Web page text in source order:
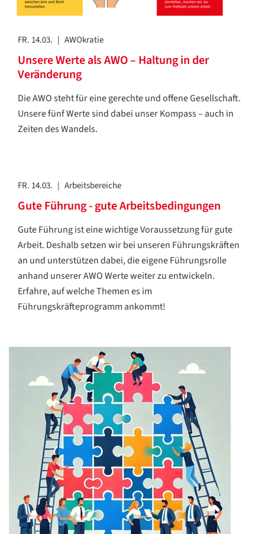
FR. 14.03. | AWOkratie
Unsere Werte als AWO – Haltung in der
Veränderung
Die AWO steht für eine gerechte und offene Gesellschaft.
Unsere fünf Werte sind dabei unser Kompass – auch in
Zeiten des Wandels.
FR. 14.03. | Arbeitsbereiche
Gute Führung - gute Arbeitsbedingungen
Gute Führung ist eine wichtige Voraussetzung für gute
Arbeit. Deshalb setzen wir bei unseren Führungskräften
an und unterstützen dabei, die eigene Führungsrolle
anhand unserer AWO Werte weiter zu entwickeln.
Erfahre, auf welche Themen es im
Führungskräfteprogramm ankommt!